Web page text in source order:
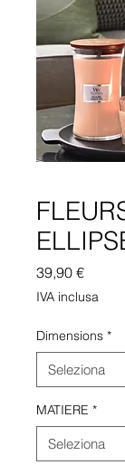
39,90 €Prezzo
IVA inclusa
Dimensions *
MATIERE *